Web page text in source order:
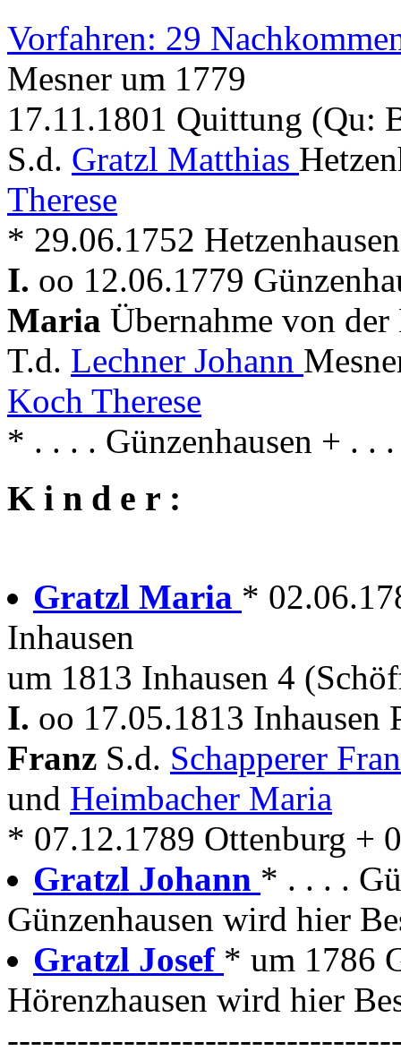
Vorfahren: 29
Mesner um 1779
17.11.1801 Quittung (Qu:
S.d. Gratzl Matthias
Therese
* 29.06.1752
I. oo 12.06.1779
Maria Übernahme von
T.d. Lechner Johann
Koch Therese
* . . . . Günzenhausen + . .
K i n d e r :
Gratzl Maria *
Inhausen
um 1813 Inhausen 4
I. oo 17.05.1813 Inhausen
Franz S.d. Schapperer
und Heimbacher Maria
* 07.12.1789 Ottenburg +
Gratzl Johann * . . . .
Günzenhausen wird hier
Gratzl Josef * um 1786
Hörenzhausen wird hier